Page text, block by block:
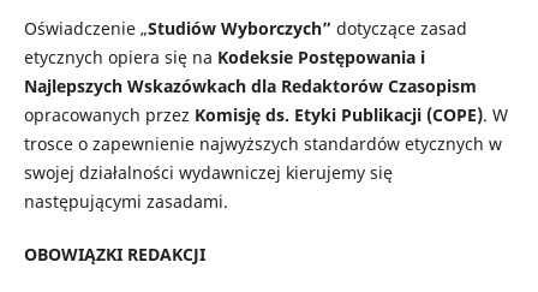
Oświadczenie „Studiów Wyborczych” dotyczące zasad
etycznych opiera się na Kodeksie Postępowania i
Najlepszych Wskazówkach dla Redaktorów Czasopism
opracowanych przez Komisję ds. Etyki Publikacji (COPE). W
trosce o zapewnienie najwyższych standardów etycznych w
swojej działalności wydawniczej kierujemy się
następującymi zasadami.
OBOWIĄZKI REDAKCJI